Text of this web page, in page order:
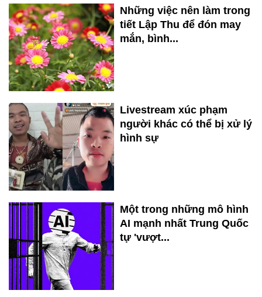
Những việc nên làm trong
tiết Lập Thu để đón may
mắn, bình...
Livestream xúc phạm
người khác có thể bị xử lý
hình sự
Một trong những mô hình
AI mạnh nhất Trung Quốc
tự 'vượt...